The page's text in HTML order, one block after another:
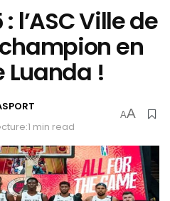
l’ASC Ville de
en
Luanda !
min read
AA